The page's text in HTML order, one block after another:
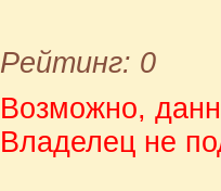
Рейтинг: 0
Возможно,
Владелец не